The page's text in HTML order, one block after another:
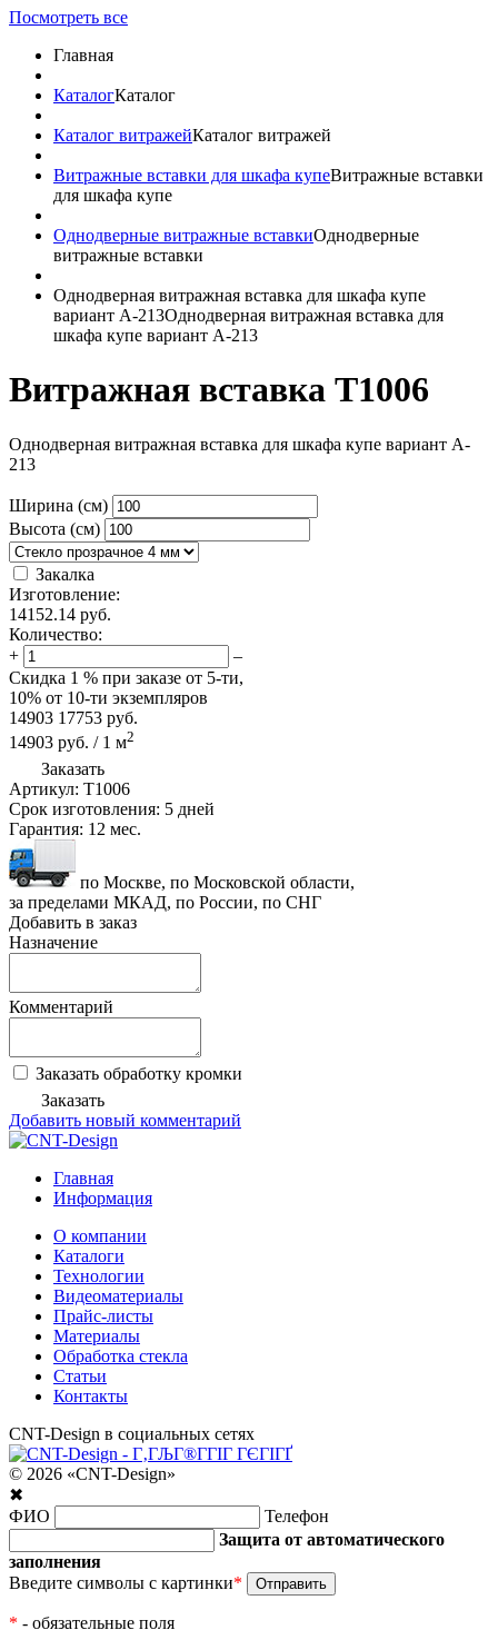
Посмотреть все
Главная
КаталогКаталог
Каталог витражейКаталог витражей
Витражные вставки для шкафа купеВитражные вставки
для шкафа купе
Однодверные витражные вставкиОднодверные
витражные вставки
Однодверная витражная вставка для шкафа купе
вариант A-213Однодверная витражная вставка для
шкафа купе вариант A-213
Витражная вставка T1006
Однодверная витражная вставка для шкафа купе вариант A-
213
Ширина (см)
Высота (см)
Закалка
Изготовление:
14152.14 руб.
Количество:
+
–
Скидка 1 % при заказе от 5-ти,
10% от 10-ти экземпляров
14903 17753 руб.
14903 руб. / 1 м2
Заказать
Артикул: T1006
Срок изготовления: 5 дней
Гарантия: 12 мес.
по Москве, по Московской области,
за пределами МКАД, по России, по СНГ
Добавить в заказ
Назначение
Комментарий
Заказать обработку кромки
Заказать
Добавить новый комментарий
Главная
Информация
О компании
Каталоги
Технологии
Видеоматериалы
Прайс-листы
Материалы
Обработка стекла
Статьи
Контакты
CNT-Design в социальных сетях
© 2026 «CNT-Design»
✖
ФИО
Телефон
Защита от автоматического
заполнения
Введите символы с картинки*
* - обязательные поля